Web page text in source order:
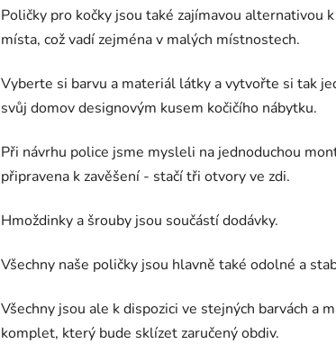
Poličky pro kočky jsou také zajímavou alternativou
místa, což vadí zejména v malých místnostech.
Vyberte si barvu a materiál látky a vytvořte si tak
svůj domov designovým kusem kočičího nábytku.
Při návrhu police jsme mysleli na jednoduchou
připravena k zavěšení - stačí tři otvory ve zdi.
Hmoždinky a šrouby jsou součástí dodávky.
Všechny naše poličky jsou hlavně také odolné a
Všechny jsou ale k dispozici ve stejných barvách
komplet, který bude sklízet zaručený obdiv.